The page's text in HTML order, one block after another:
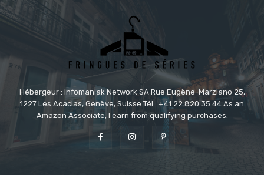
Hébergeur : Infomaniak Network SA Rue Eugène-Marziano 25,
1227 Les Acacias, Genève, Suisse Tél : +41 22 820 35 44 As an
Amazon Associate, I earn from qualifying purchases.